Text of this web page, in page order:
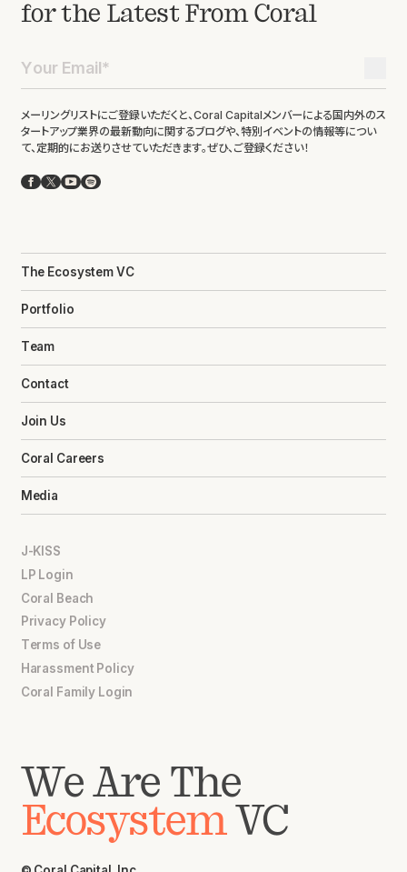
for the Latest From Coral
メーリングリストにご登録いただくと、Coral Capitalメンバーによる国内外のス
タートアップ業界の最新動向に関するブログや、特別イベントの情報等につい
て、定期的にお送りさせていただきます。ぜひ、ご登録ください！
Facebook
X YouTube
Spotify
The Ecosystem VC
Portfolio
Team
Contact
Join Us
Coral Careers
Media
J-KISS
LP Login
Coral Beach
Privacy Policy
Terms of Use
Harassment Policy
Coral Family Login
We Are The
EcosystemVC